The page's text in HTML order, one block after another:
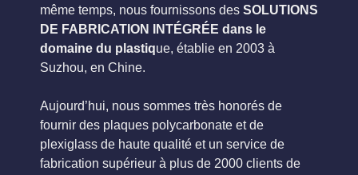
même temps, nous fournissons des SOLUTIONS
DE FABRICATION INTÉGRÉE dans le
domaine du plastique, établie en 2003 à
Suzhou, en Chine.
Aujourd’hui, nous sommes très honorés de
fournir des plaques polycarbonate et de
plexiglass de haute qualité et un service de
fabrication supérieur à plus de 2000 clients de